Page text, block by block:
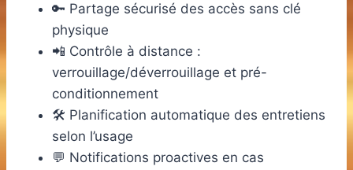
🔑 Partage sécurisé des accès sans clé
physique
📲 Contrôle à distance :
verrouillage/déverrouillage et pré-
conditionnement
🛠️ Planification automatique des entretiens
selon l’usage
💬 Notifications proactives en cas